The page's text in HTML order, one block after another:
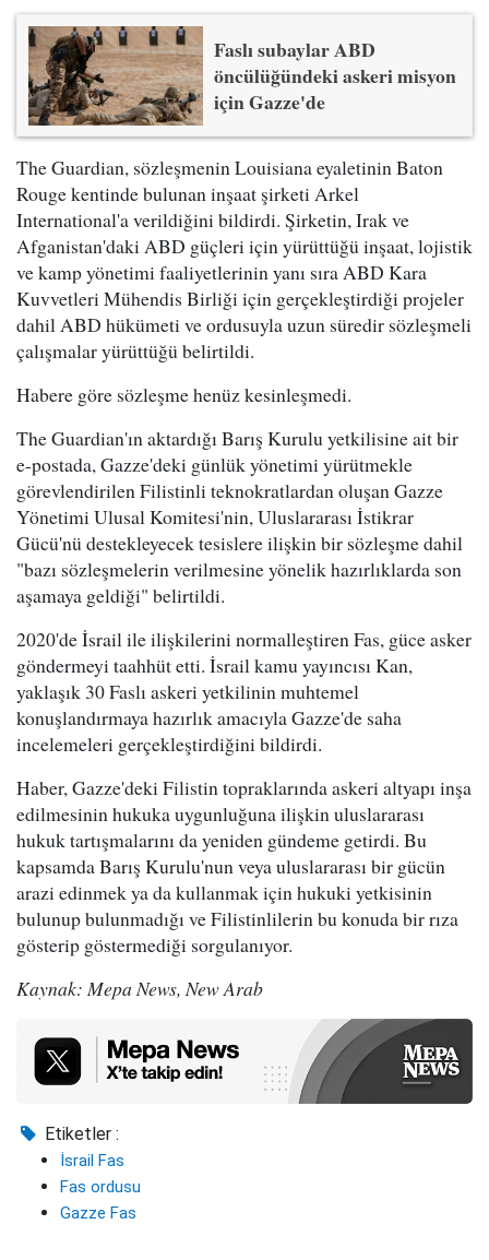
Faslı subaylar ABD
öncülüğündeki askeri misyon
için Gazze'de
The Guardian, sözleşmenin Louisiana eyaletinin Baton
Rouge kentinde bulunan inşaat şirketi Arkel
International'a verildiğini bildirdi. Şirketin, Irak ve
Afganistan'daki ABD güçleri için yürüttüğü inşaat, lojistik
ve kamp yönetimi faaliyetlerinin yanı sıra ABD Kara
Kuvvetleri Mühendis Birliği için gerçekleştirdiği projeler
dahil ABD hükümeti ve ordusuyla uzun süredir sözleşmeli
çalışmalar yürüttüğü belirtildi.
Habere göre sözleşme henüz kesinleşmedi.
The Guardian'ın aktardığı Barış Kurulu yetkilisine ait bir
e-postada, Gazze'deki günlük yönetimi yürütmekle
görevlendirilen Filistinli teknokratlardan oluşan Gazze
Yönetimi Ulusal Komitesi'nin, Uluslararası İstikrar
Gücü'nü destekleyecek tesislere ilişkin bir sözleşme dahil
"bazı sözleşmelerin verilmesine yönelik hazırlıklarda son
aşamaya geldiği" belirtildi.
2020'de İsrail ile ilişkilerini normalleştiren Fas, güce asker
göndermeyi taahhüt etti. İsrail kamu yayıncısı Kan,
yaklaşık 30 Faslı askeri yetkilinin muhtemel
konuşlandırmaya hazırlık amacıyla Gazze'de saha
incelemeleri gerçekleştirdiğini bildirdi.
Haber, Gazze'deki Filistin topraklarında askeri altyapı inşa
edilmesinin hukuka uygunluğuna ilişkin uluslararası
hukuk tartışmalarını da yeniden gündeme getirdi. Bu
kapsamda Barış Kurulu'nun veya uluslararası bir gücün
arazi edinmek ya da kullanmak için hukuki yetkisinin
bulunup bulunmadığı ve Filistinlilerin bu konuda bir rıza
gösterip göstermediği sorgulanıyor.
Kaynak: Mepa News, New Arab
Etiketler :
İsrail Fas
Fas ordusu
Gazze Fas